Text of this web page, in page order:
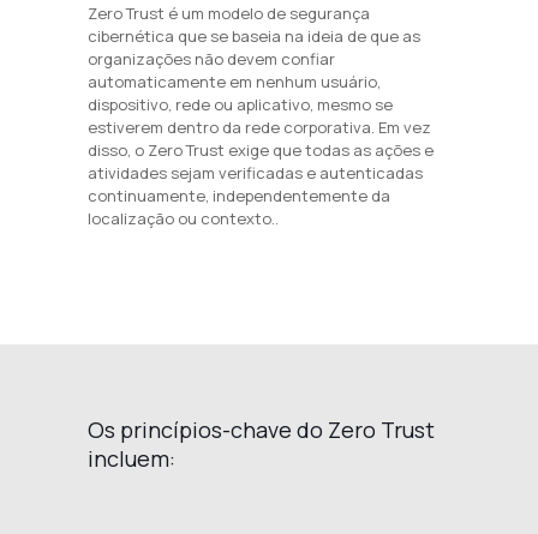
Zero Trust é um modelo de segurança
cibernética que se baseia na ideia de que as
organizações não devem confiar
automaticamente em nenhum usuário,
dispositivo, rede ou aplicativo, mesmo se
estiverem dentro da rede corporativa. Em vez
disso, o Zero Trust exige que todas as ações e
atividades sejam verificadas e autenticadas
continuamente, independentemente da
localização ou contexto..
Os princípios-chave do Zero Trust
incluem: